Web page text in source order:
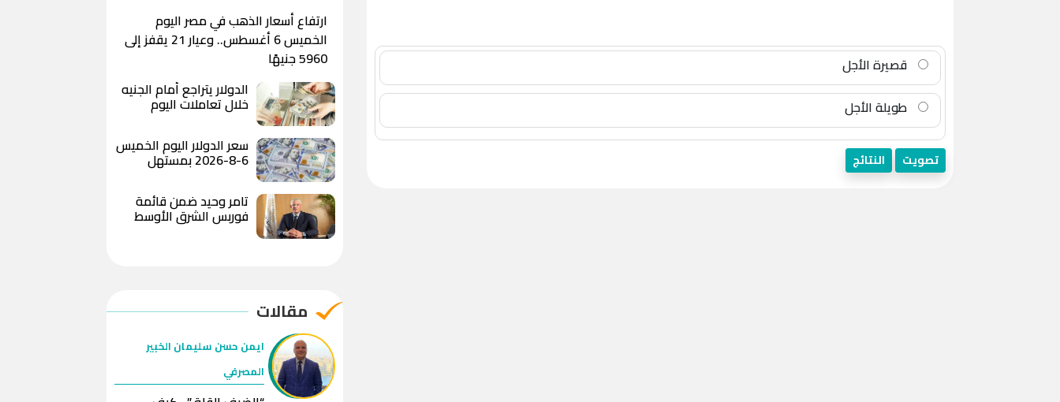
قصيرة الأجل
طويلة الأجل
تصويت النتائج
ارتفاع أسعار الذهب في مصر اليوم
الخميس 6 أغسطس.. وعيار 21 يقفز إلى
5960 جنيهًا
الدولار يتراجع أمام الجنيه
خلال تعاملات اليوم
ويسجل 49.78 جنيه للبيع
سعر الدولار اليوم الخميس
6-8-2026 بمستهل
التعاملات الصباحية
تامر وحيد ضمن قائمة
فوربس الشرق الأوسط
لأقوى 100 رئيس تنفيذي
مقالات
ايمن حسن سليمان الخبير
المصرفي